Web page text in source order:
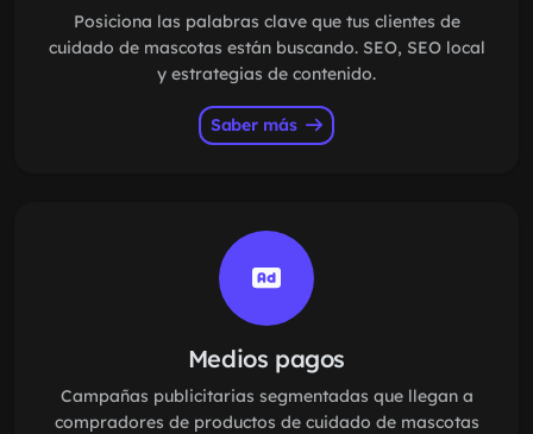
Posiciona las palabras clave que tus clientes de
cuidado de mascotas están buscando. SEO, SEO local
y estrategias de contenido.
Saber más
Medios pagos
Campañas publicitarias segmentadas que llegan a
compradores de productos de cuidado de mascotas